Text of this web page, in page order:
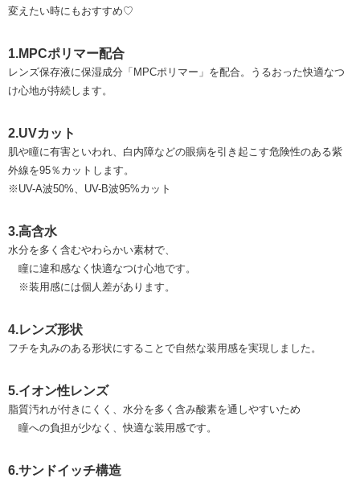
変えたい時にもおすすめ♡
1.MPCポリマー配合
レンズ保存液に保湿成分「MPCポリマー」を配合。うるおった快適なつ
け心地が持続します。
2.UVカット
肌や瞳に有害といわれ、白内障などの眼病を引き起こす危険性のある紫
外線を95％カットします。
※UV-A波50%、UV-B波95%カット
3.高含水
水分を多く含むやわらかい素材で、
瞳に違和感なく快適なつけ心地です。
※装用感には個人差があります。
4.レンズ形状
フチを丸みのある形状にすることで自然な装用感を実現しました。
5.イオン性レンズ
脂質汚れが付きにくく、水分を多く含み酸素を通しやすいため
瞳への負担が少なく、快適な装用感です。
6.サンドイッチ構造